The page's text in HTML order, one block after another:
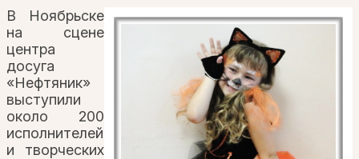
В Ноябрьске
на сцене
центра
досуга
«Нефтяник»
выступили
около 200
исполнителей
и творческих